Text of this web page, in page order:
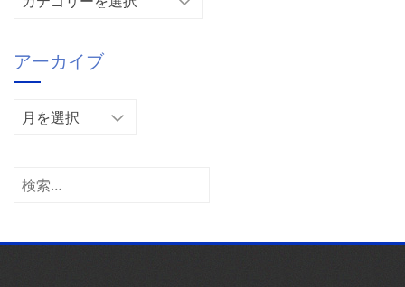
テ
リ
ー
アーカイブ
ア
ー
イ
ブ
検
索: